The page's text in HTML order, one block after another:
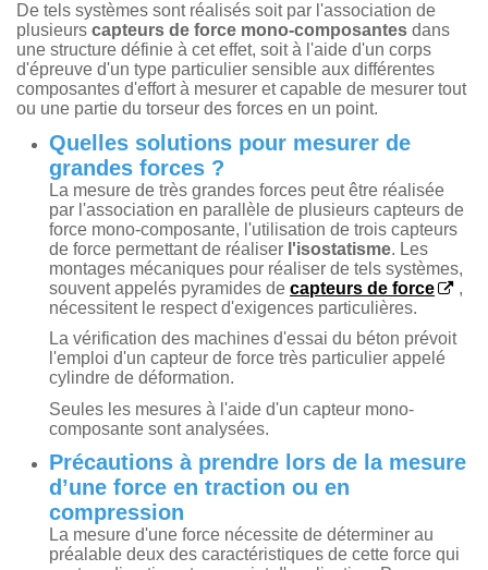
De tels systèmes sont réalisés soit par l'association de
plusieurs capteurs de force mono-composantes dans
une structure définie à cet effet, soit à l'aide d'un corps
d'épreuve d'un type particulier sensible aux différentes
composantes d'effort à mesurer et capable de mesurer tout
ou une partie du torseur des forces en un point.
Quelles solutions pour mesurer de
grandes forces ?
La mesure de très grandes forces peut être réalisée
par l'association en parallèle de plusieurs capteurs de
force mono-composante, l'utilisation de trois capteurs
de force permettant de réaliser l'isostatisme. Les
montages mécaniques pour réaliser de tels systèmes,
souvent appelés pyramides de capteurs de force
,
nécessitent le respect d'exigences particulières.
La vérification des machines d'essai du béton prévoit
l'emploi d'un capteur de force très particulier appelé
cylindre de déformation.
Seules les mesures à l'aide d'un capteur mono-
composante sont analysées.
Précautions à prendre lors de la mesure
d’une force en traction ou en
compression
La mesure d'une force nécessite de déterminer au
préalable deux des caractéristiques de cette force qui